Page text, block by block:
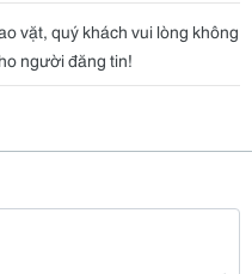
vặt, quý khách vui lòng không
người đăng tin!